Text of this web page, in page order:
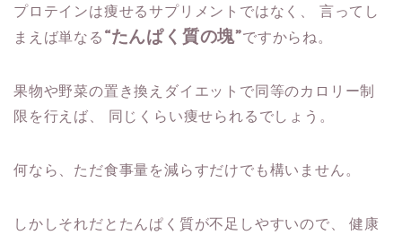
プロテインは痩せるサプリメントではなく、
言ってし
まえば単なる “たんぱく質の塊”ですからね。
果物や野菜の置き換えダイエットで同等のカロリー制
限を行えば、
同じくらい痩せられるでしょう。
何なら、ただ食事量を減らすだけでも構いません。
しかしそれだとたんぱく質が不足しやすいので、
健康